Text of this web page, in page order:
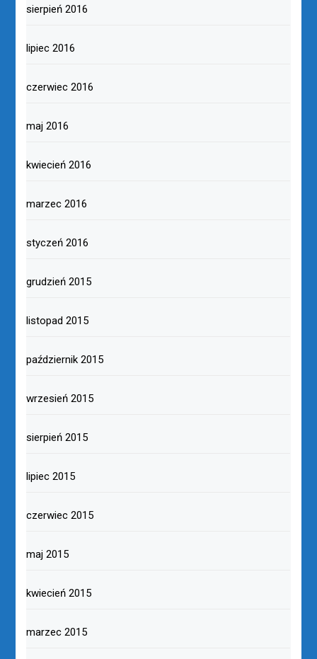
sierpień 2016
lipiec 2016
czerwiec 2016
maj 2016
kwiecień 2016
marzec 2016
styczeń 2016
grudzień 2015
listopad 2015
październik 2015
wrzesień 2015
sierpień 2015
lipiec 2015
czerwiec 2015
maj 2015
kwiecień 2015
marzec 2015